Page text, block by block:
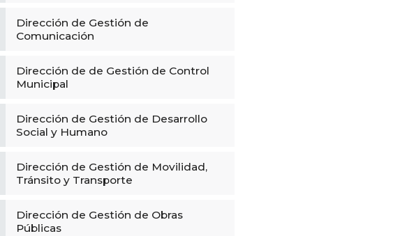
Dirección de Gestión de
Comunicación
Dirección de de Gestión de Control
Municipal
Dirección de Gestión de Desarrollo
Social y Humano
Dirección de Gestión de Movilidad,
Tránsito y Transporte
Dirección de Gestión de Obras
Públicas